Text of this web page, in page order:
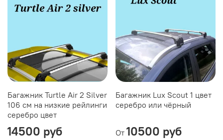
Багажник Turtle Air 2 Silver
106 см на низкие рейлинги
серебро цвет
14500 руб
Багажник Lux Scout 1 цвет
серебро или чёрный
От 10500 руб